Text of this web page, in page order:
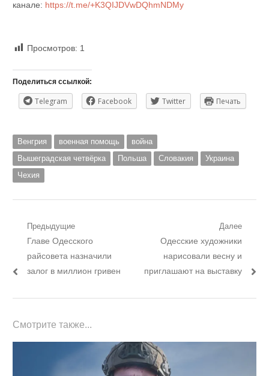
канале: https://t.me/+K3QIJDVwDQhmNDMy
Просмотров: 1
Поделиться ссылкой:
Telegram Facebook Twitter Печать
Венгрия военная помощь
война
Вышеградская четвёрка
Польша Словакия
Украина
Чехия
Навигация
записям
Предыдущие
Предыдущий
пост:
Главе Одесского
райсовета назначили
залог в миллион гривен
Далее
Следующий
пост:
Одесские художники
нарисовали весну и
приглашают на выставку
Смотрите также...